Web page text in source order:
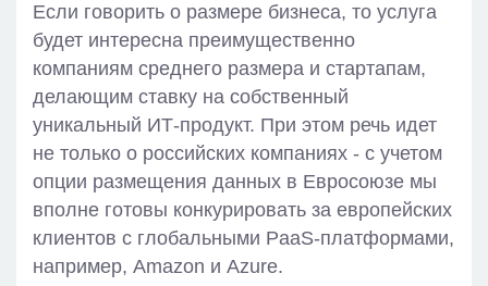
Если говорить о размере бизнеса, то услуга
будет интересна преимущественно
компаниям среднего размера и стартапам,
делающим ставку на собственный
уникальный ИТ-продукт. При этом речь идет
не только о российских компаниях - с учетом
опции размещения данных в Евросоюзе мы
вполне готовы конкурировать за европейских
клиентов с глобальными PaaS-платформами,
например, Amazon и Azure.